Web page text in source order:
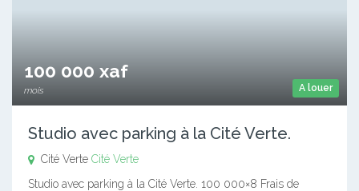
A louer
100 000 xaf
mois
Studio avec parking à la Cité Verte.
Cité Verte Cité Verte
Studio avec parking à la Cité Verte. 100 000×8 Frais de